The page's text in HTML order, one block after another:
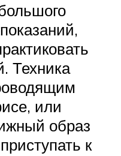
Техника
или
образ
к